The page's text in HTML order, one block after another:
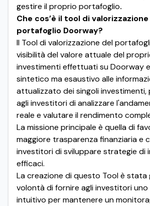
gestire il proprio portafoglio.
Che cos’è il tool di
portafoglio Doorway?
ll Tool di valorizzazione del
visibilità del valore attuale del
investimenti effettuati su Doorway
sintetico ma esaustivo alle
attualizzato dei singoli
agli investitori di analizzare
reale e valutare il rendimento
La missione principale è quella di
maggiore trasparenza finanziaria e
investitori di sviluppare strategie di
efficaci.
La creazione di questo Tool è stata
volontà di fornire agli investitori
intuitivo per mantenere un